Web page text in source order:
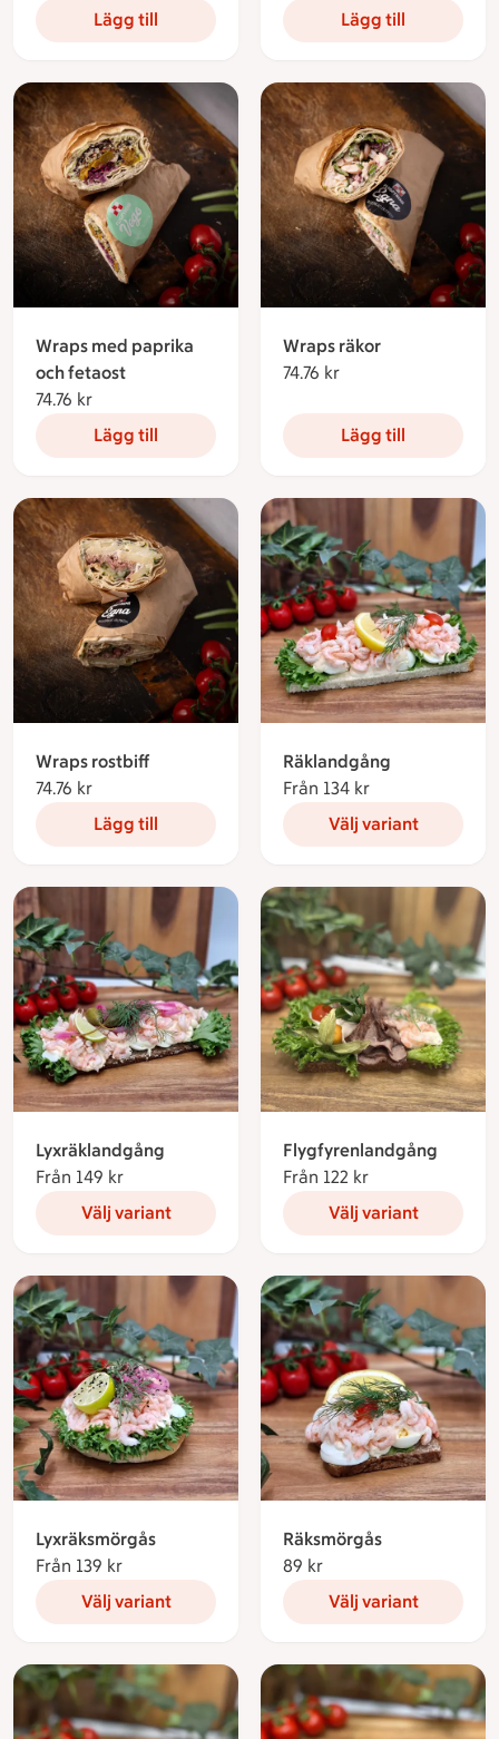
Lägg till
Lägg till
Wraps med paprika
och fetaost
74.76 kr
Lägg till
Wraps räkor
74.76 kr
Lägg till
Wraps rostbiff
74.76 kr
Lägg till
Räklandgång
Från 134 kr
Välj variant
Lyxräklandgång
Från 149 kr
Välj variant
Flygfyrenlandgång
Från 122 kr
Välj variant
Lyxräksmörgås
Från 139 kr
Välj variant
Räksmörgås
89 kr
Välj variant